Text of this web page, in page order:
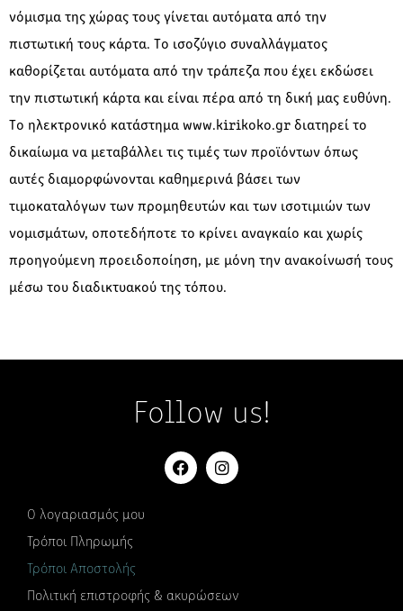
νόμισμα της χώρας τους γίνεται αυτόματα από την
πιστωτική τους κάρτα. Το ισοζύγιο συναλλάγματος
καθορίζεται αυτόματα από την τράπεζα που έχει εκδώσει
την πιστωτική κάρτα και είναι πέρα από τη δική μας ευθύνη.
Το ηλεκτρονικό κατάστημα www.kirikoko.gr διατηρεί το
δικαίωμα να μεταβάλλει τις τιμές των προϊόντων όπως
αυτές διαμορφώνονται καθημερινά βάσει των
τιμοκαταλόγων των προμηθευτών και των ισοτιμιών των
νομισμάτων, οποτεδήποτε το κρίνει αναγκαίο και χωρίς
προηγούμενη προειδοποίηση, με μόνη την ανακοίνωσή τους
μέσω του διαδικτυακού της τόπου.
Follow us!
Ο λογαριασμός μου
Τρόποι Πληρωμής
Τρόποι Αποστολής
Πολιτική επιστροφής & ακυρώσεων